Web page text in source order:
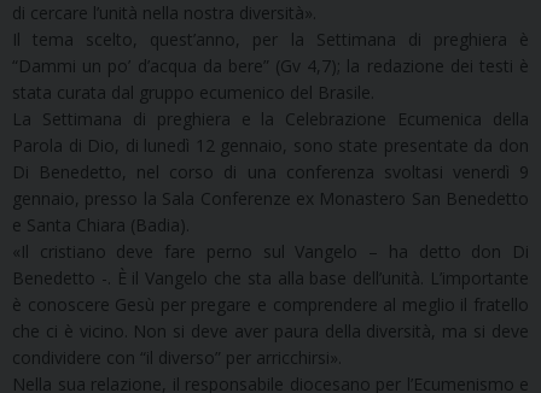
di cercare l’unità nella nostra diversità».
Il tema scelto, quest’anno, per la Settimana di preghiera è
“Dammi un po’ d’acqua da bere” (Gv 4,7); la redazione dei testi è
stata curata dal gruppo ecumenico del Brasile.
La Settimana di preghiera e la Celebrazione Ecumenica della
Parola di Dio, di lunedì 12 gennaio, sono state presentate da don
Di Benedetto, nel corso di una conferenza svoltasi venerdì 9
gennaio, presso la Sala Conferenze ex Monastero San Benedetto
e Santa Chiara (Badia).
«Il cristiano deve fare perno sul Vangelo – ha detto don Di
Benedetto -. È il Vangelo che sta alla base dell’unità. L’importante
è conoscere Gesù per pregare e comprendere al meglio il fratello
che ci è vicino. Non si deve aver paura della diversità, ma si deve
condividere con “il diverso” per arricchirsi».
Nella sua relazione, il responsabile diocesano per l’Ecumenismo e